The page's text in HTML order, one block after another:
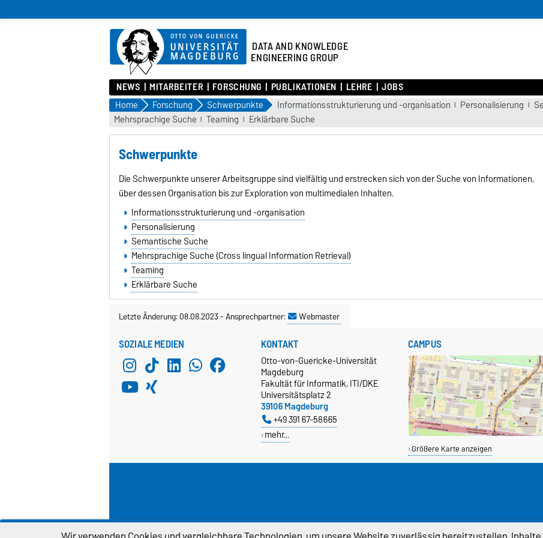
DATA AND KNOWLEDGE
ENGINEERING GROUP
NEWS MITARBEITER FORSCHUNG PUBLIKATIONEN LEHRE JOBS
Home Forschung Schwerpunkte Informationsstrukturierung und -organisation Personalisierung
Mehrsprachige Suche
Teaming Erklärbare Suche
Schwerpunkte
Die Schwerpunkte unserer Arbeitsgruppe sind vielfältig und erstrecken sich von der Suche von Informationen,
über dessen Organisation bis zur Exploration von multimedialen Inhalten.
Informationsstrukturierung und -organisation
Personalisierung
Semantische Suche
Mehrsprachige Suche (Cross lingual Information Retrieval)
Teaming
Erklärbare Suche
Letzte Änderung: 08.08.2023-Ansprechpartner: Webmaster
SOZIALE MEDIEN KONTAKT
Otto-von-Guericke-Universität
Magdeburg
Fakultät für Informatik, ITI/DKE
Universitätsplatz 2
39106 Magdeburg
+49 391 67-58665
mehr…
CAMPUS
Größere Karte anzeigen